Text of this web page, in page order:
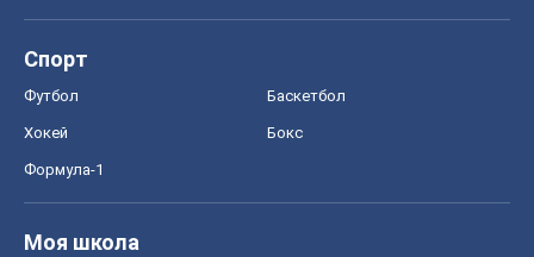
Спорт
Футбол Баскетбол
Хокей Бокс
Формула-1
Моя школа